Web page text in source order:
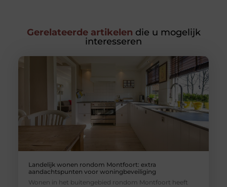
Gerelateerde artikelen die u mogelijk
interesseren
Landelijk wonen rondom Montfoort: extra
aandachtspunten voor woningbeveiliging
Wonen in het buitengebied rondom Montfoort heeft